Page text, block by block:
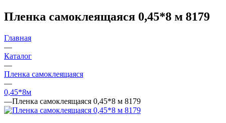
Пленка самоклеящаяся 0,45*8 м 8179
Главная
—
Каталог
—
Пленка самоклеящаяся
—
0,45*8м
—Пленка самоклеящаяся 0,45*8 м 8179